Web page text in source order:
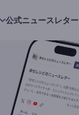
公式ニュースレター